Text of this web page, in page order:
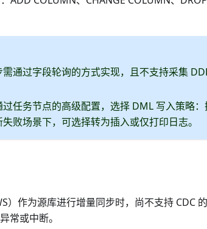
通过字段轮询的方式实现，且不支持采集
任务节点的高级配置，选择 DML 写入策略
败场景下，可选择转为插入或仅打印日志。
）作为源库进行增量同步时，尚不支持 CDC
常或中断。